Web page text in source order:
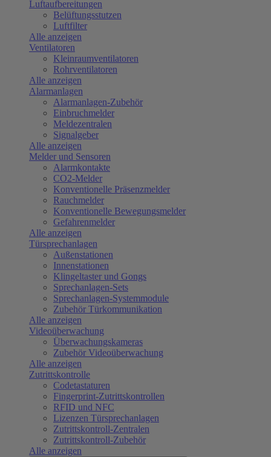
Luftaufbereitungen
Belüftungsstutzen
Luftfilter
Alle anzeigen
Ventilatoren
Kleinraumventilatoren
Rohrventilatoren
Alle anzeigen
Alarmanlagen
Alarmanlagen-Zubehör
Einbruchmelder
Meldezentralen
Signalgeber
Alle anzeigen
Melder und Sensoren
Alarmkontakte
CO2-Melder
Konventionelle Präsenzmelder
Rauchmelder
Konventionelle Bewegungsmelder
Gefahrenmelder
Alle anzeigen
Türsprechanlagen
Außenstationen
Innenstationen
Klingeltaster und Gongs
Sprechanlagen-Sets
Sprechanlagen-Systemmodule
Zubehör Türkommunikation
Alle anzeigen
Videoüberwachung
Überwachungskameras
Zubehör Videoüberwachung
Alle anzeigen
Zutrittskontrolle
Codetastaturen
Fingerprint-Zutrittskontrollen
RFID und NFC
Lizenzen Türsprechanlagen
Zutrittskontroll-Zentralen
Zutrittskontroll-Zubehör
Alle anzeigen